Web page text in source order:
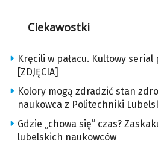
Ciekawostki
Kręcili w pałacu. Kultowy
[ZDJĘCIA]
Kolory mogą zdradzić stan
naukowca z Politechniki
Gdzie „chowa się” czas?
lubelskich naukowców